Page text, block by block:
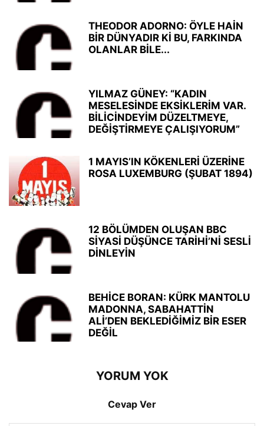
THEODOR ADORNO: ÖYLE HAİN
BİR DÜNYADIR Kİ BU, FARKINDA
OLANLAR BİLE...
YILMAZ GÜNEY: “KADIN
MESELESİNDE EKSİKLERİM VAR.
BİLİCİNDEYİM DÜZELTMEYE,
DEĞİŞTİRMEYE ÇALIŞIYORUM”
1 MAYIS’IN KÖKENLERİ ÜZERİNE
ROSA LUXEMBURG (ŞUBAT 1894)
12 BÖLÜMDEN OLUŞAN BBC
SİYASİ DÜŞÜNCE TARİHİ’Nİ SESLİ
DİNLEYİN
BEHİCE BORAN: KÜRK MANTOLU
MADONNA, SABAHATTİN
ALİ’DEN BEKLEDİĞİMİZ BİR ESER
DEĞİL
YORUM YOK
Cevap Ver